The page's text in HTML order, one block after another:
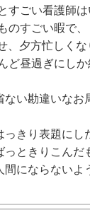
ごい看護師
すごい暇で
夕方忙しく
ど昼過ぎにし
い勘違いなお
きり表題にし
ときりこんだ
間にならない